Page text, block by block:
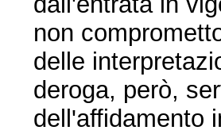
non
delle
deroga, però,
dell'affidamento